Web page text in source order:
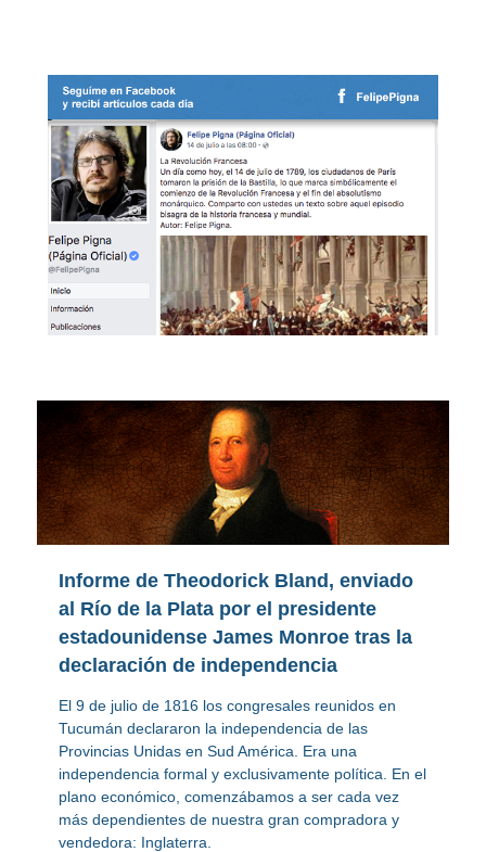
Informe de Theodorick Bland, enviado
al Río de la Plata por el presidente
estadounidense James Monroe tras la
declaración de independencia
El 9 de julio de 1816 los congresales reunidos en
Tucumán declararon la independencia de las
Provincias Unidas en Sud América. Era una
independencia formal y exclusivamente política. En el
plano económico, comenzábamos a ser cada vez
más dependientes de nuestra gran compradora y
vendedora: Inglaterra.